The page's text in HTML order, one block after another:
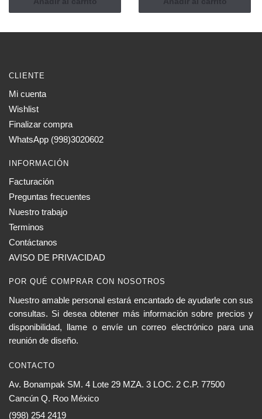
elegir
la
CLIENTE
Mi cuenta
Wishlist
Finalizar compra
WhatsApp (998)3020602
INFORMACIÓN
Facturación
Preguntas frecuentes
Nuestro trabajo
Terminos
Contáctanos
AVISO DE PRIVACIDAD
POR QUÉ COMPRAR CON NOSOTROS
Nuestro amable personal estará encantado de ayudarle con sus
consultas. Si desea obtener más información sobre precios y
disponibilidad, llame o envíe un correo electrónico para una
reunión de diseño.
CONTACTO
Av. Bonampak SM. 4 Lote 29 MZA. 3 LOC. 2 C.P. 77500
Cancún Q. Roo México
(998) 254 2419